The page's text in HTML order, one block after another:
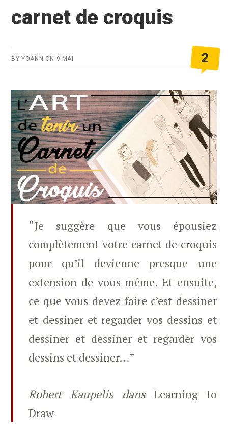
de
carnet de croquis
BYYOANN ON 9 MAI 2
“Je suggère que vous épousiez
complètement votre carnet de croquis
pour qu’il devienne presque une
extension de vous même. Et ensuite,
ce que vous devez faire c’est dessiner
et dessiner et regarder vos dessins et
dessiner et dessiner et regarder vos
dessins et dessiner…”
Robert Kaupelis dansLearning to
Draw